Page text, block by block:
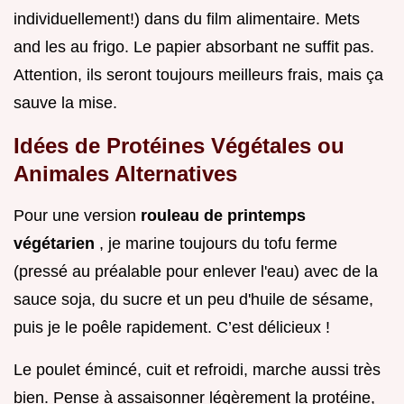
individuellement!) dans du film alimentaire. Mets
and les au frigo. Le papier absorbant ne suffit pas.
Attention, ils seront toujours meilleurs frais, mais ça
sauve la mise.
Idées de Protéines Végétales ou
Animales Alternatives
Pour une version rouleau de printemps
végétarien , je marine toujours du tofu ferme
(pressé au préalable pour enlever l'eau) avec de la
sauce soja, du sucre et un peu d'huile de sésame,
puis je le poêle rapidement. C’est délicieux !
Le poulet émincé, cuit et refroidi, marche aussi très
bien. Pense à assaisonner légèrement la protéine,